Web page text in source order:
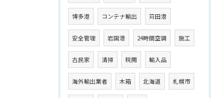
博多港 コンテナ輸出 苅田港
安全管理 岩国港 24時間空調 施工
古民家 清掃 税関 輸入品
海外輸出業者 木箱 北海道 札幌市